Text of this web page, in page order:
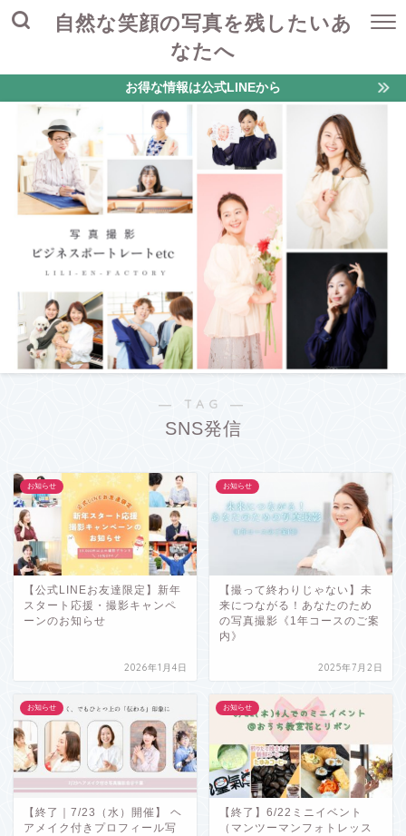
自然な笑顔の写真を残したいあ
なたへ
お得な情報は公式LINEから
― TAG ―
SNS発信
お知らせ
【公式LINEお友達限定】新年
スタート応援・撮影キャンペ
ーンのお知らせ
2026年1月4日
お知らせ
【撮って終わりじゃない】未
来につながる！あなたのため
の写真撮影《1年コースのご案
内》
2025年7月2日
お知らせ
【終了｜7/23（水）開催】 ヘ
アメイク付きプロフィール写
お知らせ
【終了】6/22ミニイベント
（マンツーマンフォトレッス